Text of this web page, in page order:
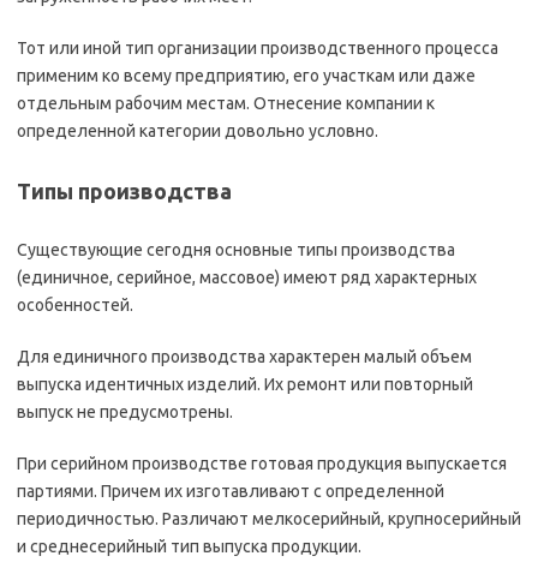
Тот или иной тип организации производственного процесса
применим ко всему предприятию, его участкам или даже
отдельным рабочим местам. Отнесение компании к
определенной категории довольно условно.
Типы производства
Существующие сегодня основные типы производства
(единичное, серийное, массовое) имеют ряд характерных
особенностей.
Для единичного производства характерен малый объем
выпуска идентичных изделий. Их ремонт или повторный
выпуск не предусмотрены.
При серийном производстве готовая продукция выпускается
партиями. Причем их изготавливают с определенной
периодичностью. Различают мелкосерийный, крупносерийный
и среднесерийный тип выпуска продукции.